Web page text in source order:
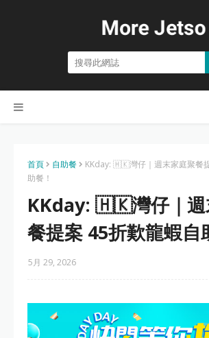
首頁 自助餐
KKday: 🇭🇰灣仔｜週末家庭聚餐
助餐！
KKday: 🇭🇰灣仔｜週
餐提案 45折歎龍蝦自
5月 29, 2026